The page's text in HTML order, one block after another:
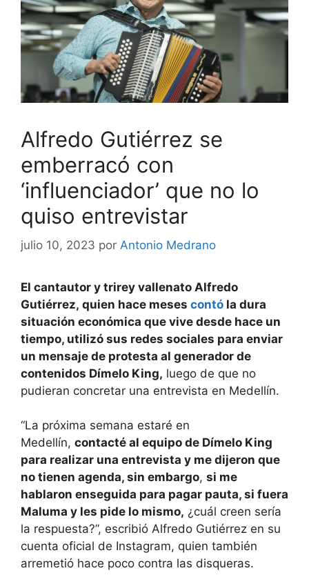
Alfredo Gutiérrez se
emberracó con
‘influenciador’ que no lo
quiso entrevistar
julio 10, 2023 por Antonio Medrano
El cantautor y trirey vallenato Alfredo
Gutiérrez, quien hace meses contó la dura
situación económica que vive desde hace un
tiempo, utilizó sus redes sociales para enviar
un mensaje de protesta al generador de
contenidos Dímelo King, luego de que no
pudieran concretar una entrevista en Medellín.
“La próxima semana estaré en
Medellín, contacté al equipo de Dímelo King
para realizar una entrevista y me dijeron que
no tienen agenda, sin embargo, si me
hablaron enseguida para pagar pauta, si fuera
Maluma y les pide lo mismo, ¿cuál creen sería
la respuesta?”, escribió Alfredo Gutiérrez en su
cuenta oficial de Instagram, quien también
arremetió hace poco contra las disqueras.